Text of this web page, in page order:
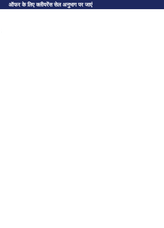
ऑफर के लिए क्लीयरेंस सेल अनुभाग पर जाएं